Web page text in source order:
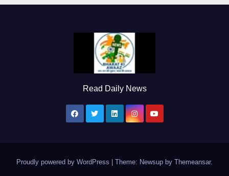
Read Daily News
Proudly powered by WordPress Theme: Newsup by Themeansar.